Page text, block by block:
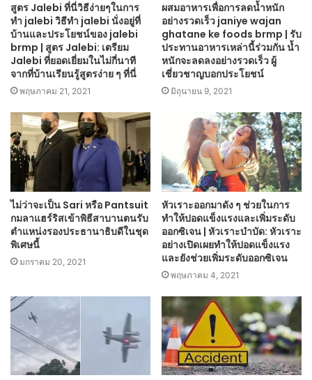
สูตร Jalebi ที่นี่วิธีง่ายๆในการ
ทำ jalebi วิธีทำ jalebi นั่งอยู่ที่
บ้านและประโยชน์ของ jalebi
brmp | สูตร Jalebi: เตรียม
Jalebi ที่ยอดเยี่ยมในไม่กี่นาที
จากที่บ้านเรียนรู้สูตรง่าย ๆ ที่นี่
พฤษภาคม 21, 2021
ผสมอาหารเพื่อการลดน้ำหนัก
อย่างรวดเร็ว janiye wajan
ghatane ke foods brmp | รับ
ประทานอาหารเหล่านี้ร่วมกัน น้ำ
หนักจะลดลงอย่างรวดเร็ว ผู้
เชี่ยวชาญบอกประโยชน์
มิถุนายน 9, 2021
ไม่ว่าจะเป็น Sari หรือ Pantsuit
กมลาแฮร์ริสเข้าพิธีสาบานตนรับ
ตำแหน่งรองประธานาธิบดีในชุด
พิเศษนี้
มกราคม 20, 2021
หัวเราะออกมาดัง ๆ ช่วยในการ
ทำให้ปอดแข็งแรงและเพิ่มระดับ
ออกซิเจน | หัวเราะบำบัด: หัวเราะ
อย่างเปิดเผยทำให้ปอดแข็งแรง
และยังช่วยเพิ่มระดับออกซิเจน
พฤษภาคม 4, 2021